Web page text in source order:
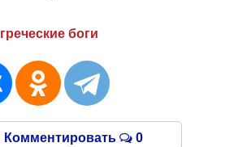
греческие боги
Комментировать 0